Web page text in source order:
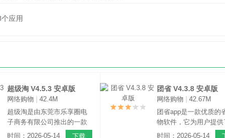
个应用
超级淘 V4.5.3 安卓版
网络购物
42.4M
超级淘是由东莞市乐享圈电
子商务有限公司推出的一款
手机赚钱软件，该款软件能
时间：2026-05-14 下载
团省 V4.3.8 安卓版
网络购物
42.67M
团省app是一款优质的
物软件，它为用户提供
量优质的商品资源，种
时间：2026-05-14